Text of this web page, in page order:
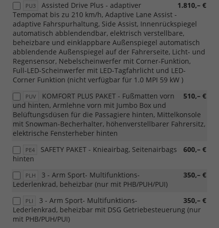
PU3 1.810,– €
Assisted Drive Plus - adaptiver
Tempomat bis zu 210 km/h, Adaptive Lane Assist -
adaptive Fahrspurhaltung, Side Assist, Innenrückspiegel
automatisch abblendendbar, elektrisch verstellbare,
beheizbare und einklappbare Außenspiegel automatisch
abblendende Außenspiegel auf der Fahrerseite, Licht- und
Regensensor, Nebelscheinwerfer mit Corner-Funktion,
Full-LED-Scheinwerfer mit LED-Tagfahrlicht und LED-
Corner Funktion (nicht verfügbar für 1.0 MPI 59 kW )
PUV 510,– €
KOMFORT PLUS PAKET - Fußmatten vorn
und hinten, Armlehne vorn mit Jumbo Box und
Belüftungsdüsen für die Passagiere hinten, Mittelkonsole
mit Snowman-Becherhalter, höhenverstellbarer Fahrersitz,
elektrische Fensterheber hinten
PE4 600,– €
SAFETY PAKET - Knieairbag, Seitenairbags
hinten
PLH 350,– €
3 - Arm Sport- Multifunktions-
Lederlenkrad, beheizbar (nur mit PHB/PUH/PUI)
PLI 350,– €
3 - Arm Sport- Multifunktions-
Lederlenkrad, beheizbar mit DSG Getriebesteuerung (nur
mit PHB/PUH/PUI)